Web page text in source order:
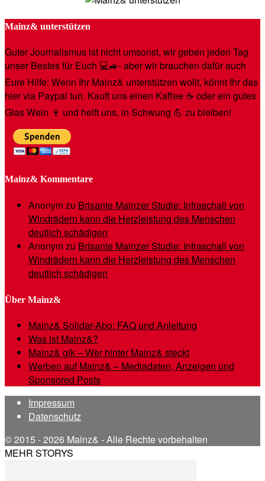
Mainz& unterstützen
Guter Journalismus ist nicht umsonst, wir geben jeden Tag
unser Bestes für Euch 💻🚙- aber wir brauchen dafür auch
Eure Hilfe: Wenn Ihr Mainz& unterstützen wollt, könnt Ihr das
hier via Paypal tun. Kauft uns einen Kaffee ☕️ oder ein gutes
Glas Wein 🍷 und helft uns, in Schwung 💪 zu bleiben!
Mainz& Kommentare
Anonymzu Brisante Mainzer Studie: Infraschall von
Windrädern kann die Herzleistung des Menschen
deutlich schädigen
Anonymzu Brisante Mainzer Studie: Infraschall von
Windrädern kann die Herzleistung des Menschen
deutlich schädigen
Über Mainz&
Mainz& Solidar-Abo: FAQ und Anleitung
Was ist Mainz&?
Mainz& gik – Wer hinter Mainz& steckt
Werben auf Mainz& – Mediadaten, Anzeigen und
Sponsored Posts
Impressum
Datenschutz
© 2015 - 2026 Mainz& - Alle Rechte vorbehalten
MEHR STORYS